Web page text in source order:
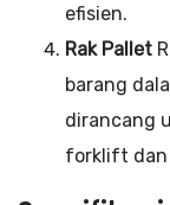
efisien.
Rak Pallet
barang
dirancang
forklift dan